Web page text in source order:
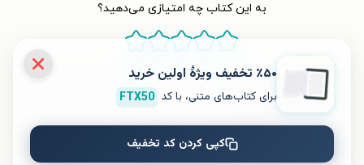
به این کتاب چه امتیازی می‌دهید؟
٪۵۰ تخفیف ویژۀ اولین خرید
برای کتاب‌های متنی، با کد FTX50
کپی کردن کد تخفیف